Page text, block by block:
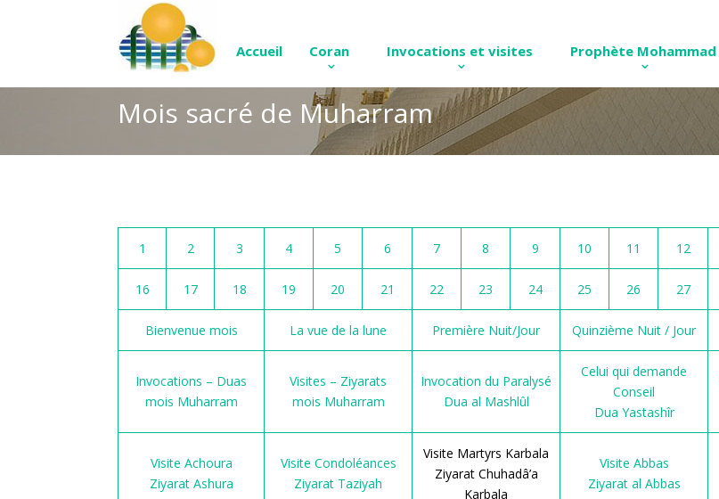
Accueil Coran Invocations et visites Prophète Mohammad
Mois sacré de Muharram
1 2 3 4 5 6 7 8 9 10 11 12
16 17 18 19 20 21 22 23 24 25 26 27
Bienvenue mois La vue de la lune Première Nuit/Jour Quinzième Nuit / Jour
Invocations – Duas
mois Muharram
Visites – Ziyarats
mois Muharram
Invocation du Paralysé
Dua al Mashlûl
Celui qui demande
Conseil
Dua Yastashîr
Visite Achoura
Ziyarat Ashura
Visite Condoléances
Ziyarat Taziyah
Visite Martyrs Karbala
Ziyarat Chuhadâ’a
Karbala
Visite Abbas
Ziyarat al Abbas